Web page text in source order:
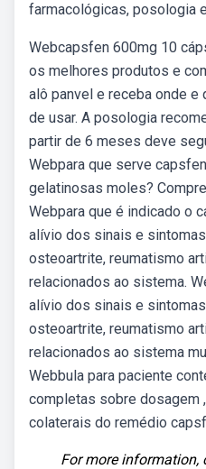
farmacológicas, posologia
Webcapsfen 600mg 10
os melhores produtos e
alô panvel e receba onde e
de usar. A posologia
partir de 6 meses deve
Webpara que serve
gelatinosas moles?
Webpara que é indicado o
alívio dos sinais e
osteoartrite, reumatismo
relacionados ao sistema.
alívio dos sinais e
osteoartrite, reumatismo
relacionados ao sistema
Webbula para paciente
completas sobre dosagem
colaterais do remédio
For more information,